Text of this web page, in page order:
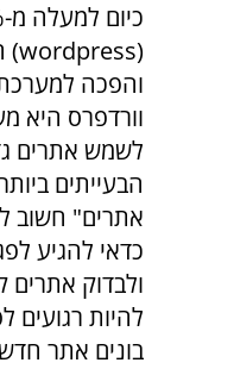
(
wordpress
)
והפכה
וורדפרס היא
לשמש אתרים
הבעייתים
אתרים" חשוב
כדאי להגיע
ולבדוק
להיות רגועים
בונים אתר